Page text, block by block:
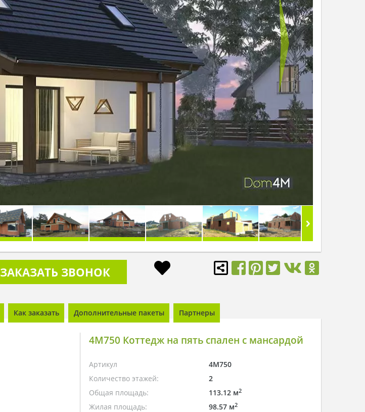
ЗАКАЗАТЬ ЗВОНОК
Как заказать Дополнительные пакеты Партнеры
4M750 Коттедж на пять спален с мансардой
Артикул
4M750
Количество этажей:
2
Общая площадь:
113.12 м2
Жилая площадь: 98.57 м2